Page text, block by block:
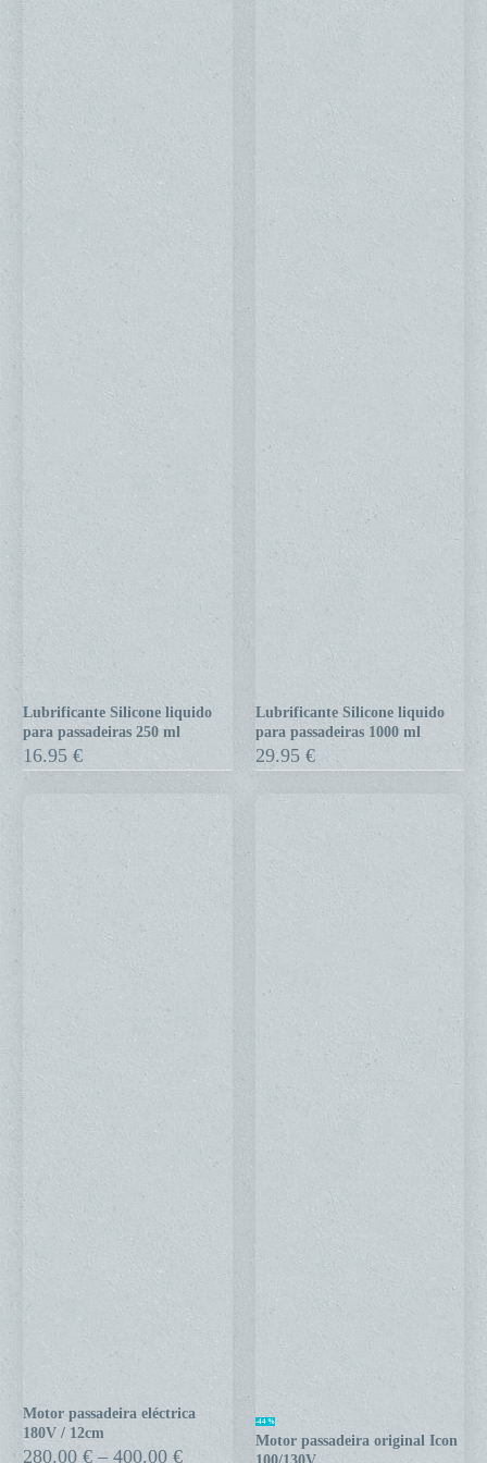
Lubrificante
Silicone
liquido
Lubrificante Silicone liquido
para passadeiras 250 ml
16.95 €
Lubrificante
Silicone
liquido
Lubrificante Silicone liquido
para passadeiras 1000 ml
29.95 €
Motor
passadeira
Motor passadeira eléctrica
180V / 12cm
280.00 € – 400.00 €Price
Motor
passadeira
-44%
Motor passadeira original Icon